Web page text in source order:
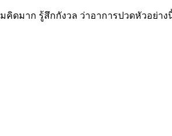
ดมาก รู้สึกกังวล ว่าอาการปวดหัวอย่าง